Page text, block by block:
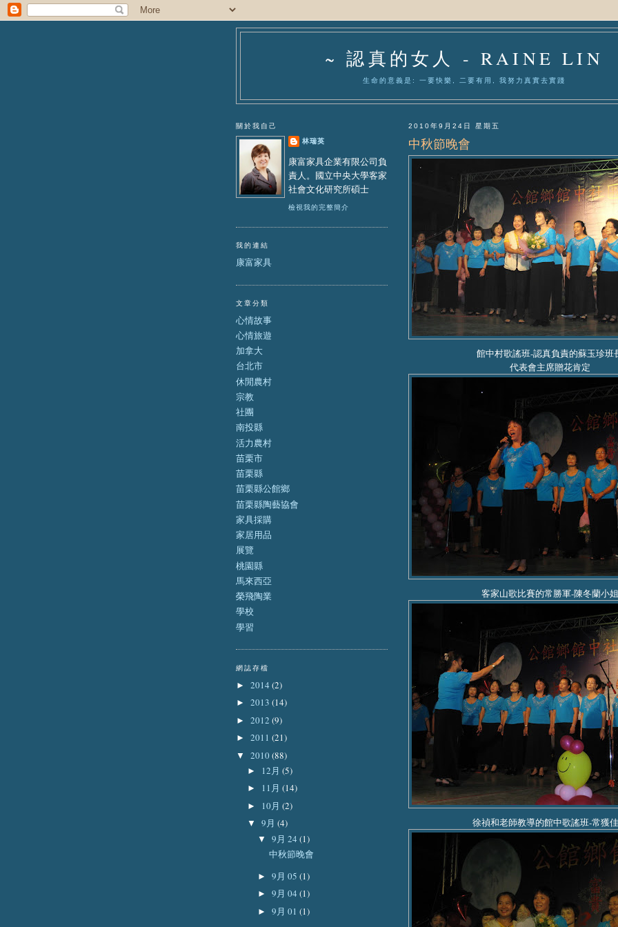
~ 認真的女人 - RAINE LIN
生命的意義是: 一要快樂, 二要有用, 我努力真實去實踐
2010年9月24日 星期五
中秋節晚會
館中村歌謠班-認真負責的蘇玉珍班
代表會主席贈花肯定
客家山歌比賽的常勝軍-陳冬蘭小姐
徐禎和老師教導的館中歌謠班-常獲
關於我自己
林瑞英
康富家具企業有限公司負
責人。國立中央大學客家
社會文化研究所碩士
檢視我的完整簡介
我的連結
康富家具
文章分類
心情故事
心情旅遊
加拿大
台北市
休閒農村
宗教
社團
南投縣
活力農村
苗栗市
苗栗縣
苗栗縣公館鄉
苗栗縣陶藝協會
家具採購
家居用品
展覽
桃園縣
馬來西亞
榮飛陶業
學校
學習
網誌存檔
► 2014 (2)
► 2013 (14)
► 2012 (9)
► 2011 (21)
▼ 2010(88)
► 12月 (5)
► 11月 (14)
► 10月 (2)
▼ 9月 (4)
▼9月 24(1)
中秋節晚會
►9月 05(1)
►9月 04(1)
►9月 01(1)